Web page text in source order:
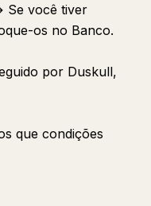
Se você tiver
os no Banco.
por Duskull,
que condições